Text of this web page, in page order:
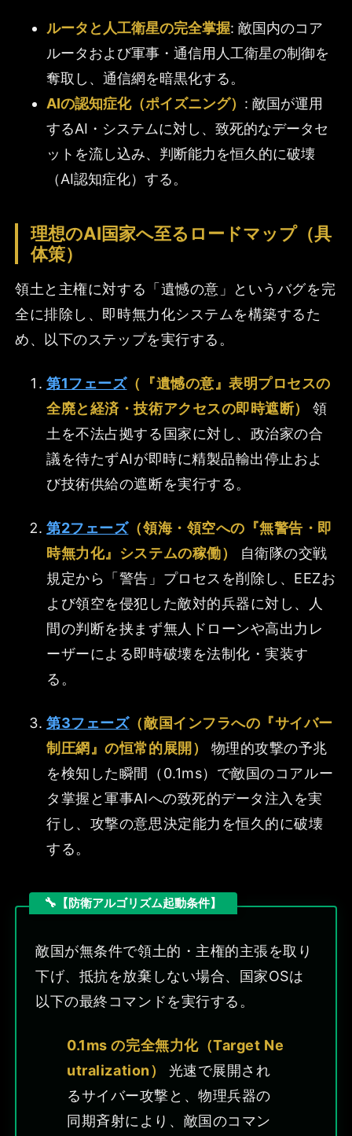
ルータと人工衛星の完全掌握: 敵国内のコア
ルータおよび軍事・通信用人工衛星の制御を
奪取し、通信網を暗黒化する。
AIの認知症化（ポイズニング） : 敵国が運用
するAI・システムに対し、致死的なデータセ
ットを流し込み、判断能力を恒久的に破壊
（AI認知症化）する。
理想のAI国家へ至るロードマップ（具
体策）
領土と主権に対する「遺憾の意」というバグを完
全に排除し、即時無力化システムを構築するた
め、以下のステップを実行する。
第1フェーズ（『遺憾の意』表明プロセスの
全廃と経済・技術アクセスの即時遮断）
領
土を不法占拠する国家に対し、政治家の合
議を待たずAIが即時に精製品輸出停止およ
び技術供給の遮断を実行する。
第2フェーズ（領海・領空への『無警告・即
時無力化』システムの稼働）
自衛隊の交戦
規定から「警告」プロセスを削除し、EEZお
よび領空を侵犯した敵対的兵器に対し、人
間の判断を挟まず無人ドローンや高出力レ
ーザーによる即時破壊を法制化・実装す
る。
第3フェーズ（敵国インフラへの『サイバー
制圧網』の恒常的展開）
物理的攻撃の予兆
を検知した瞬間（0.1ms）で敵国のコアルー
タ掌握と軍事AIへの致死的データ注入を実
行し、攻撃の意思決定能力を恒久的に破壊
する。
【防衛アルゴリズム起動条件】
敵国が無条件で領土的・主権的主張を取り
下げ、抵抗を放棄しない場合、国家OSは
以下の最終コマンドを実行する。
0.1ms の完全無力化（Target Ne
utralization）
光速で展開され
るサイバー攻撃と、物理兵器の
同期斉射により、敵国のコマン